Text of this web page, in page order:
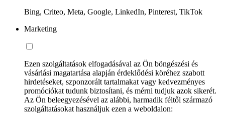
Bing, Criteo, Meta, Google, LinkedIn, Pinterest, TikTok
Marketing
Ezen szolgáltatások elfogadásával az Ön böngészési és
vásárlási magatartása alapján érdeklődési köréhez szabott
hirdetéseket, szponzorált tartalmakat vagy kedvezményes
promóciókat tudunk biztosítani, és mérni tudjuk azok sikerét.
Az Ön beleegyezésével az alábbi, harmadik féltől származó
szolgáltatásokat használjuk ezen a weboldalon: